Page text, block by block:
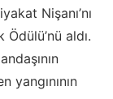
Nişanı’nı
aldı.
yangınının